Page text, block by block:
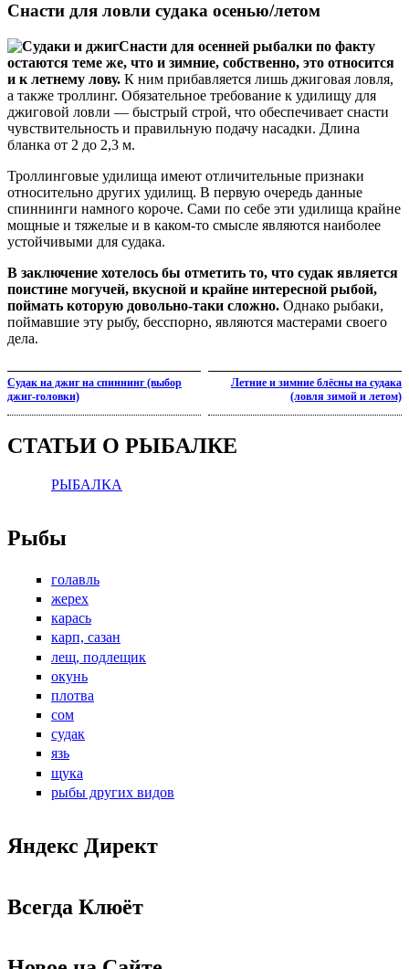
Снасти для ловли судака осенью/летом
Снасти для осенней рыбалки по факту
остаются теме же, что и зимние, собственно, это относится
и к летнему лову. К ним прибавляется лишь джиговая ловля,
а также троллинг. Обязательное требование к удилищу для
джиговой ловли — быстрый строй, что обеспечивает снасти
чувствительность и правильную подачу насадки. Длина
бланка от 2 до 2,3 м.
Троллинговые удилища имеют отличительные признаки
относительно других удилищ. В первую очередь данные
спиннинги намного короче. Сами по себе эти удилища крайне
мощные и тяжелые и в каком-то смысле являются наиболее
устойчивыми для судака.
В заключение хотелось бы отметить то, что судак является
поистине могучей, вкусной и крайне интересной рыбой,
поймать которую довольно-таки сложно. Однако рыбаки,
поймавшие эту рыбу, бесспорно, являются мастерами своего
дела.
Судак на джиг на спиннинг (выбор
джиг-головки)
Летние и зимние блёсны на судака
(ловля зимой и летом)
СТАТЬИ О РЫБАЛКЕ
РЫБАЛКА
Рыбы
голавль
жерех
карась
карп, сазан
лещ, подлещик
окунь
плотва
сом
судак
язь
щука
рыбы других видов
Яндекс Директ
Всегда Клюёт